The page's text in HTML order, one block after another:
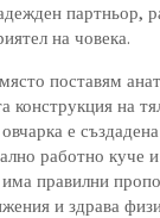
партньор,
на човека.
поставям
конструкция на
е
работно куче и
има правилни
и здрава